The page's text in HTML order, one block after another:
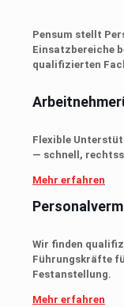
Pensum stellt
Einsatzbereiche
qualifizierten
Flexible
— schnell,
Mehr erfahren
Wir finden
Führungskräfte
Festanstellung.
Mehr erfahren